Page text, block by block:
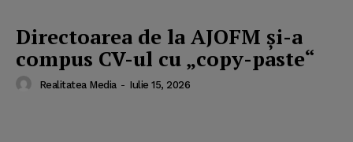
Directoarea de la AJOFM şi-a
compus CV-ul cu „copy-paste“
Realitatea Media - Iulie 15, 2026